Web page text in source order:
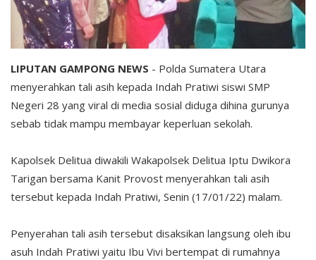
LIPUTAN GAMPONG NEWS - Polda Sumatera Utara
menyerahkan tali asih kepada Indah Pratiwi siswi SMP
Negeri 28 yang viral di media sosial diduga dihina gurunya
sebab tidak mampu membayar keperluan sekolah.
Kapolsek Delitua diwakili Wakapolsek Delitua Iptu Dwikora
Tarigan bersama Kanit Provost menyerahkan tali asih
tersebut kepada Indah Pratiwi, Senin (17/01/22) malam.
Penyerahan tali asih tersebut disaksikan langsung oleh ibu
asuh Indah Pratiwi yaitu Ibu Vivi bertempat di rumahnya